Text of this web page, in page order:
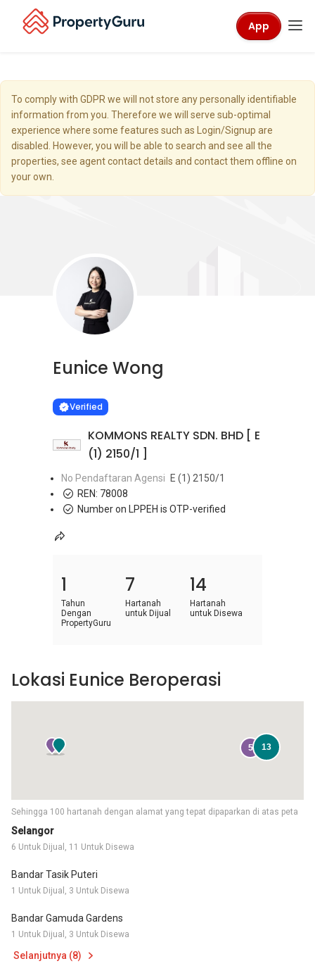
App
To comply with GDPR we will not store any personally identifiable
information from you. Therefore we will serve sub-optimal
experience where some features such as Login/Signup are
disabled. However, you will be able to search and see all the
properties, see agent contact details and contact them offline on
your own.
Eunice Wong
VERIFIED
Verified
KOMMONS REALTY SDN. BHD [ E
(1) 2150/1 ]
No Pendaftaran Agensi
E (1) 2150/1
REN: 78008
Number on LPPEH is OTP-verified
1
Tahun
Dengan
PropertyGuru
7
Hartanah
untuk Dijual
14
Hartanah
untuk Disewa
Selangor
6 Untuk Dijual, 11 Untuk Disewa
Bandar Tasik Puteri
1 Untuk Dijual, 3 Untuk Disewa
Bandar Gamuda Gardens
1 Untuk Dijual, 3 Untuk Disewa
Selanjutnya (8)
Sehingga 100 hartanah dengan alamat yang tepat dipaparkan di atas peta
5 13
Lokasi Eunice Beroperasi
Learn more